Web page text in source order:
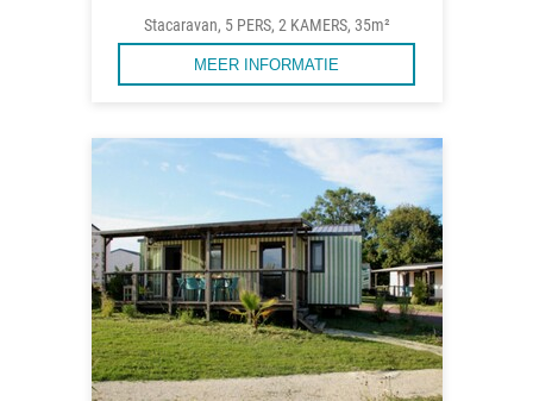
Stacaravan, 5 PERS, 2 KAMERS, 35m²
MEER INFORMATIE